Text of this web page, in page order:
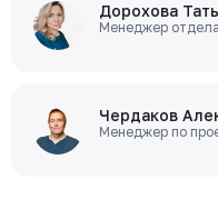
Дорохова
Менеджер
Чердаков
Менеджер по